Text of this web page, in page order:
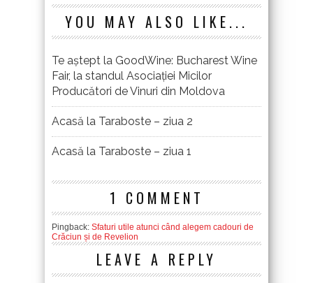
YOU MAY ALSO LIKE...
Te aștept la GoodWine: Bucharest Wine
Fair, la standul Asociației Micilor
Producători de Vinuri din Moldova
Acasă la Taraboste – ziua 2
Acasă la Taraboste – ziua 1
1 COMMENT
Pingback: Sfaturi utile atunci când alegem cadouri de
Crăciun și de Revelion
LEAVE A REPLY